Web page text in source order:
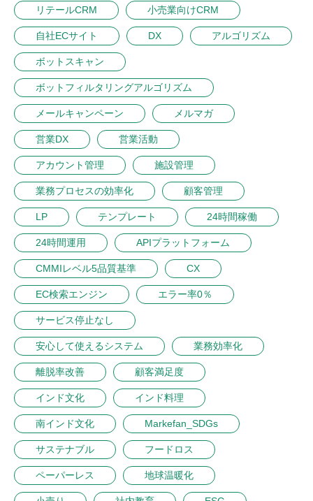
リテールCRM 小売業向けCRM
自社ECサイト DX アルゴリズム
ボットスキャン
ボットフィルタリングアルゴリズム
メールキャンペーン メルマガ
営業DX 営業活動
アカウント管理 施設管理
業務プロセスの効率化 顧客管理
LP テンプレート 24時間稼働
24時間運用 APIプラットフォーム
CMMIレベル5品質基準 CX
EC検索エンジン エラー率0％
サービス停止なし
安心して使えるシステム 業務効率化
離脱率改善 顧客満足度
インド文化 インド料理
南インド文化 Markefan_SDGs
サステナブル フードロス
ペーパーレス 地球温暖化